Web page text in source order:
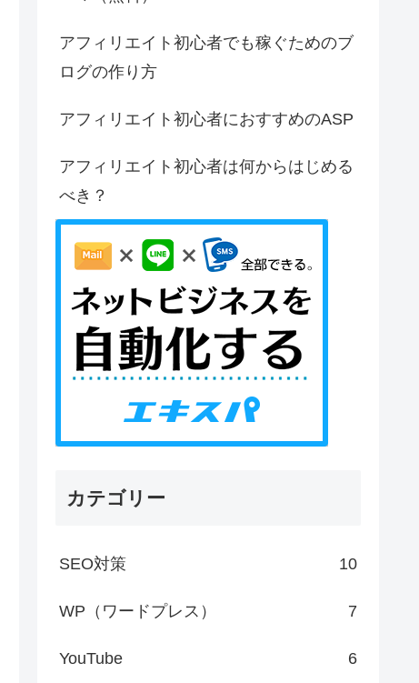
アフィリエイト初心者でも稼ぐためのブ
ログの作り方
アフィリエイト初心者におすすめのASP
アフィリエイト初心者は何からはじめる
べき？
カテゴリー
SEO対策 10
WP（ワードプレス） 7
YouTube 6